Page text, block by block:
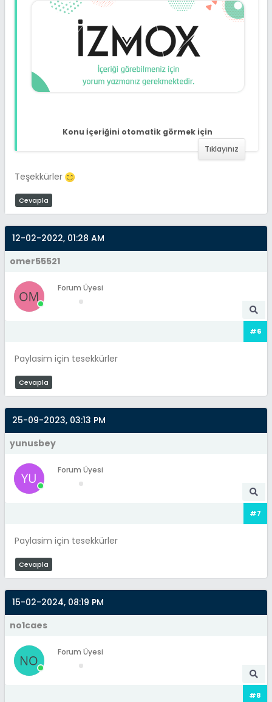
Konu İçeriğini otomatik görmek için
Tıklayınız
Teşekkürler
Cevapla
12-02-2022, 01:28 AM
omer55521
Forum Üyesi
#6
Paylasim için tesekkürler
Cevapla
25-09-2023, 03:13 PM
yunusbey
Forum Üyesi
#7
Paylasim için tesekkürler
Cevapla
15-02-2024, 08:19 PM
no1caes
Forum Üyesi
#8